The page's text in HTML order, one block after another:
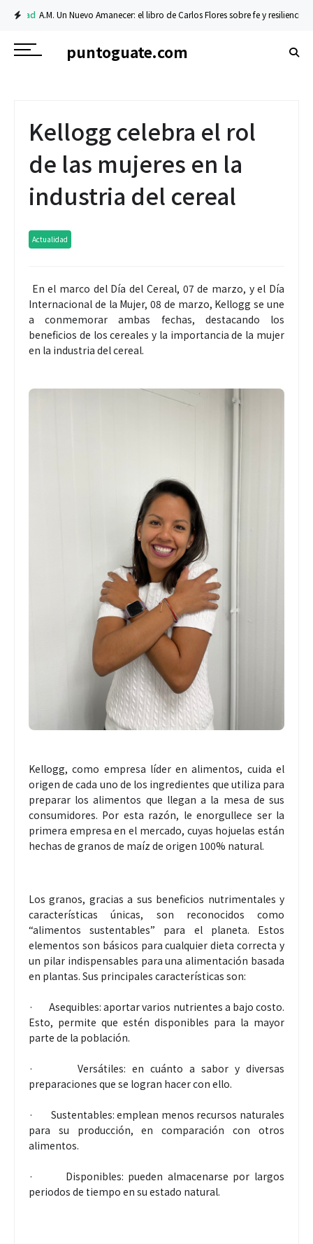
Nuevo Amanecer: el libro de Carlos Flores sobre fe y resiliencia Tecnología
puntoguate.com
Kellogg celebra el rol
de las mujeres en la
industria del cereal
Actualidad
En el marco del Día del Cereal, 07 de marzo, y el Día
Internacional de la Mujer, 08 de marzo, Kellogg se une
a conmemorar ambas fechas, destacando los
beneficios de los cereales y la importancia de la mujer
en la industria del cereal.
Kellogg, como empresa líder en alimentos, cuida el
origen de cada uno de los ingredientes que utiliza para
preparar los alimentos que llegan a la mesa de sus
consumidores. Por esta razón, le enorgullece ser la
primera empresa en el mercado, cuyas hojuelas están
hechas de granos de maíz de origen 100% natural.
Los granos, gracias a sus beneficios nutrimentales y
características únicas, son reconocidos como
“alimentos sustentables” para el planeta. Estos
elementos son básicos para cualquier dieta correcta y
un pilar indispensables para una alimentación basada
en plantas. Sus principales características son:
· Asequibles: aportar varios nutrientes a bajo costo.
Esto, permite que estén disponibles para la mayor
parte de la población.
· Versátiles: en cuánto a sabor y diversas
preparaciones que se logran hacer con ello.
· Sustentables: emplean menos recursos naturales
para su producción, en comparación con otros
alimentos.
· Disponibles: pueden almacenarse por largos
periodos de tiempo en su estado natural.